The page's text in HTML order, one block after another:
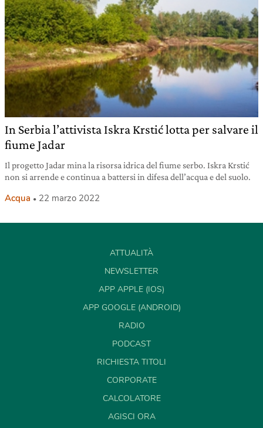
In Serbia l’attivista Iskra Krstić lotta per salvare il
fiume Jadar
Il progetto Jadar mina la risorsa idrica del fiume serbo. Iskra Krstić
non si arrende e continua a battersi in difesa dell’acqua e del suolo.
Acqua 22 marzo 2022
ATTUALITÀ
NEWSLETTER
APP APPLE (IOS)
APP GOOGLE (ANDROID)
RADIO
PODCAST
RICHIESTA TITOLI
CORPORATE
CALCOLATORE
AGISCI ORA